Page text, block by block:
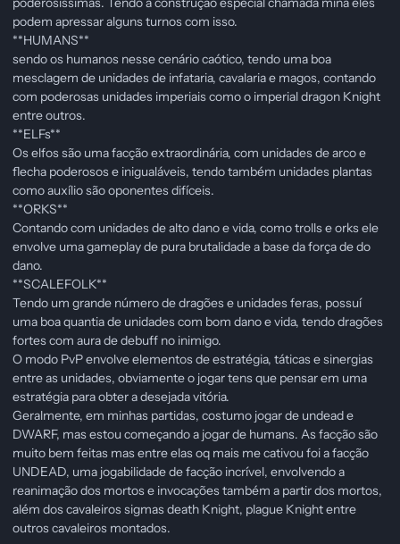
podem apressar alguns turnos com isso.
**HUMANS**
sendo os humanos nesse cenário caótico, tendo uma boa
mesclagem de unidades de infataria, cavalaria e magos, contando
com poderosas unidades imperiais como o imperial dragon Knight
entre outros.
**ELFs**
Os elfos são uma facção extraordinária, com unidades de arco e
flecha poderosos e inigualáveis, tendo também unidades plantas
como auxílio são oponentes difíceis.
**ORKS**
Contando com unidades de alto dano e vida, como trolls e orks ele
envolve uma gameplay de pura brutalidade a base da força de do
dano.
**SCALEFOLK**
Tendo um grande número de dragões e unidades feras, possuí
uma boa quantia de unidades com bom dano e vida, tendo dragões
fortes com aura de debuff no inimigo.
O modo PvP envolve elementos de estratégia, táticas e sinergias
entre as unidades, obviamente o jogar tens que pensar em uma
estratégia para obter a desejada vitória.
Geralmente, em minhas partidas, costumo jogar de undead e
DWARF, mas estou começando a jogar de humans. As facção são
muito bem feitas mas entre elas oq mais me cativou foi a facção
UNDEAD, uma jogabilidade de facção incrível, envolvendo a
reanimação dos mortos e invocações também a partir dos mortos,
além dos cavaleiros sigmas death Knight, plague Knight entre
outros cavaleiros montados.